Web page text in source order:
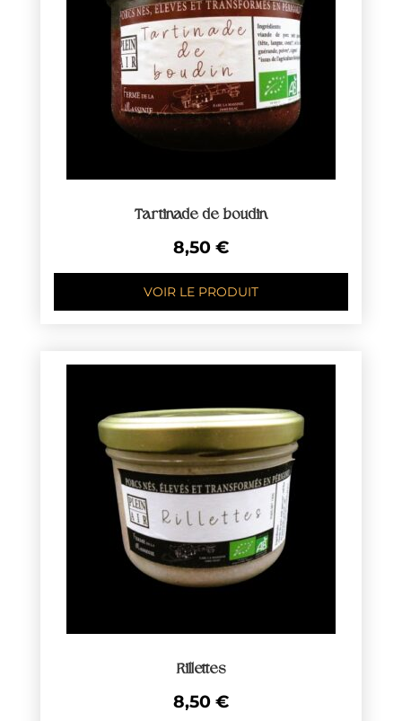
Tartinade de boudin
8,50 €
VOIR LE PRODUIT
Rillettes
8,50 €